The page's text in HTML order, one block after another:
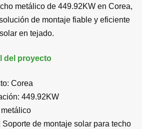
metálico de 449.92KW en Corea,
de montaje fiable y eficiente
en tejado.
del proyecto
Corea
449.92KW
de montaje solar para techo